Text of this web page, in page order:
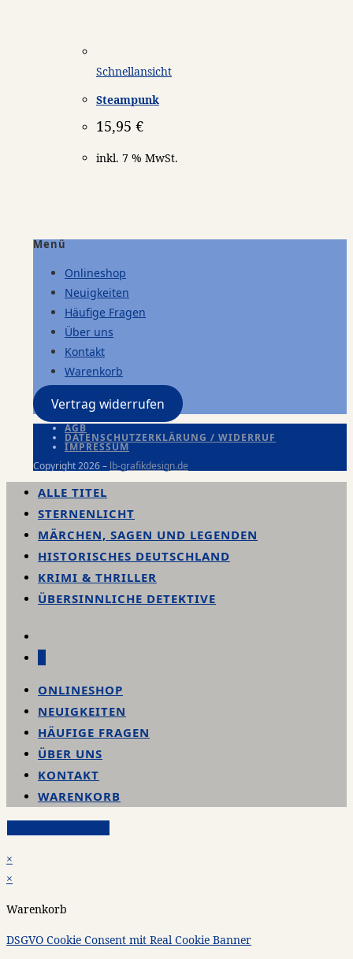
Schnellansicht
Steampunk
15,95 €
inkl. 7 % MwSt.
Menü
Onlineshop
Neuigkeiten
Häufige Fragen
Über uns
Kontakt
Warenkorb
Vertrag widerrufen
AGB
DATENSCHUTZERKLÄRUNG / WIDERRUF
IMPRESSUM
Copyright 2026 – lb-grafikdesign.de
ALLE TITEL
STERNENLICHT
MÄRCHEN, SAGEN UND LEGENDEN
HISTORISCHES DEUTSCHLAND
KRIMI & THRILLER
ÜBERSINNLICHE DETEKTIVE
ONLINESHOP
NEUIGKEITEN
HÄUFIGE FRAGEN
ÜBER UNS
KONTAKT
WARENKORB
×
×
Warenkorb
DSGVO Cookie Consent mit Real Cookie Banner